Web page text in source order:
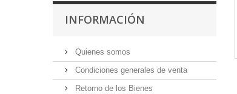
INFORMACIÓN
Quienes somos
Condiciones generales de venta
Retorno de los Bienes